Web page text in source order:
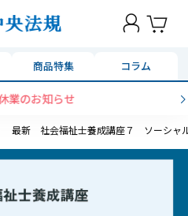
商品特集 コラム
コンビニ決済に「セブンイレブ
最新 社会福祉士養成講座７ ソーシャ